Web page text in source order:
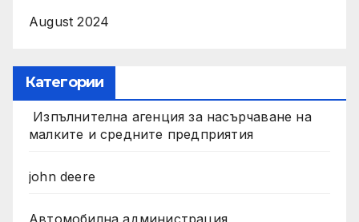
August 2024
Категории
Изпълнителна агенция за насърчаване на
малките и средните предприятия
john deere
Автомобилна администрация